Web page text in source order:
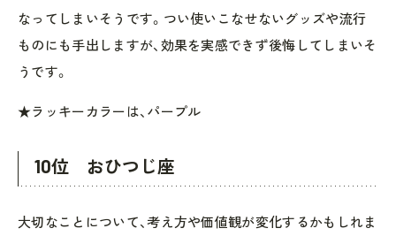
なってしまいそうです。つい使いこなせないグッズや流行
ものにも手出しますが、効果を実感できず後悔してしまいそ
うです。
★ラッキーカラーは、パープル
10位 おひつじ座
大切なことについて、考え方や価値観が変化するかもしれま